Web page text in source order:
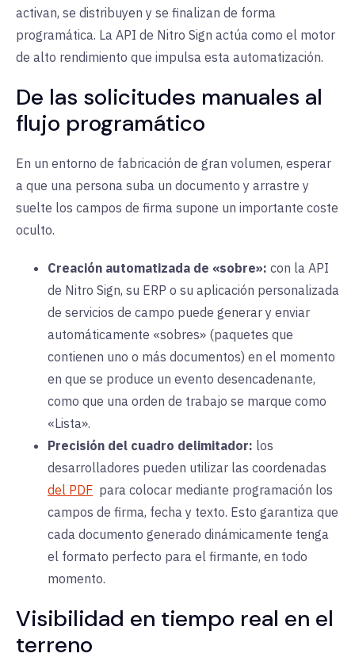
activan, se distribuyen y se finalizan de forma
programática. La API de Nitro Sign actúa como el motor
de alto rendimiento que impulsa esta automatización.
De las solicitudes manuales al
flujo programático
En un entorno de fabricación de gran volumen, esperar
a que una persona suba un documento y arrastre y
suelte los campos de firma supone un importante coste
oculto.
Creación automatizada de «sobre»: con la API
de Nitro Sign, su ERP o su aplicación personalizada
de servicios de campo puede generar y enviar
automáticamente «sobres» (paquetes que
contienen uno o más documentos) en el momento
en que se produce un evento desencadenante,
como que una orden de trabajo se marque como
«Lista».
Precisión del cuadro delimitador: los
desarrolladores pueden utilizar las coordenadas
del PDF para colocar mediante programación los
campos de firma, fecha y texto. Esto garantiza que
cada documento generado dinámicamente tenga
el formato perfecto para el firmante, en todo
momento.
Visibilidad en tiempo real en el
terreno